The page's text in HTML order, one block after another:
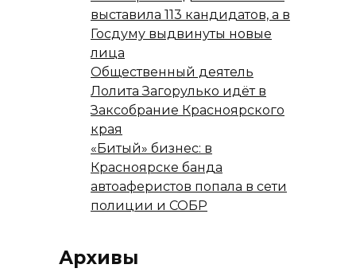
выставила 113 кандидатов, а в
Госдуму выдвинуты новые
лица
Общественный деятель
Лолита Загорулько идёт в
Заксобрание Красноярского
края
«Битый» бизнес: в
Красноярске банда
автоаферистов попала в сети
полиции и СОБР
Архивы